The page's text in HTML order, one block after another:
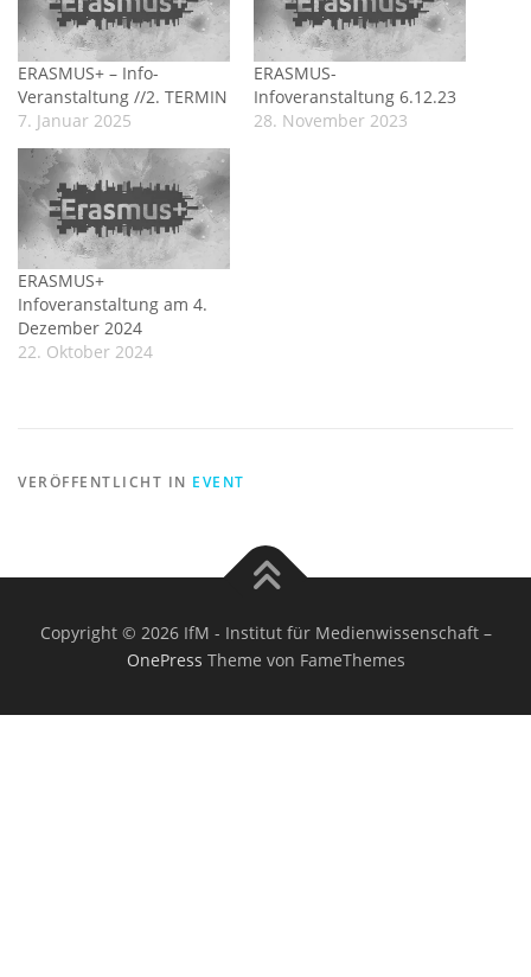
ERASMUS+ – Info-
Veranstaltung //2. TERMIN
7. Januar 2025
ERASMUS-
Infoveranstaltung 6.12.23
28. November 2023
ERASMUS+
Infoveranstaltung am 4.
Dezember 2024
22. Oktober 2024
VERÖFFENTLICHT IN EVENT
Copyright © 2026 IfM - Institut für Medienwissenschaft –
OnePress Theme von FameThemes